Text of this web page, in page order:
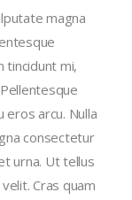
magna
tincidunt mi,
arcu. Nulla
consectetur
urna. Ut tellus
Cras quam